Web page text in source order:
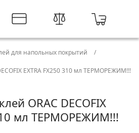
для напольных покрытий
EXTRA FX250 310 мл ТЕРМОРЕЖИМ!!!
ORAC DECOFIX
мл ТЕРМОРЕЖИМ!!!